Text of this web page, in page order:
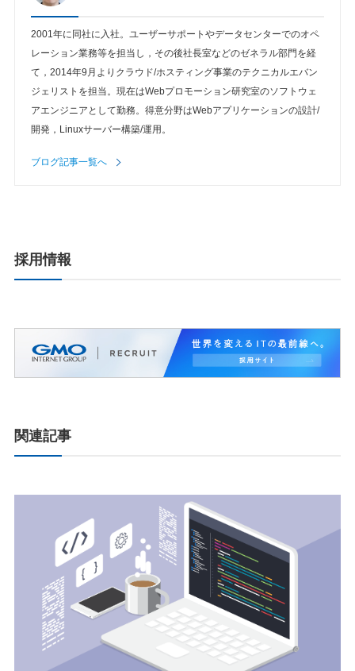
2001年に同社に入社。ユーザーサポートやデータセンターでのオペ
レーション業務等を担当し，その後社長室などのゼネラル部門を経
て，2014年9月よりクラウド/ホスティング事業のテクニカルエバン
ジェリストを担当。現在はWebプロモーション研究室のソフトウェ
アエンジニアとして勤務。得意分野はWebアプリケーションの設計/
開発，Linuxサーバー構築/運用。
ブログ記事一覧へ
採用情報
関連記事